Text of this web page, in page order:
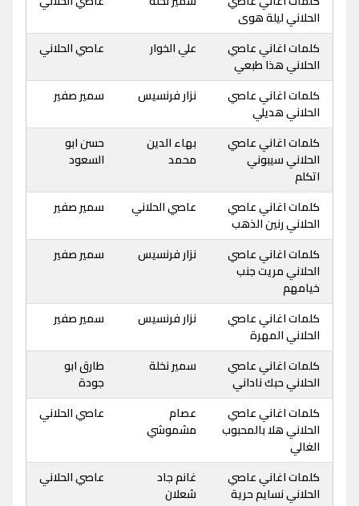
الحلاني ليلة هوى
كلمات اغاني عاصي
الحلاني هذا طبعي
علي الخوار عاصي الحلاني
كلمات اغاني عاصي
الحلاني هديلي
نزار فرنسيس سمير صفير
كلمات اغاني عاصي
الحلاني سيبوني
اتكلم
بهاء الدين
محمد
حسن ابو
السعود
كلمات اغاني عاصي
الحلاني رنين الذهب
عاصي الحلاني سمير صفير
كلمات اغاني عاصي
الحلاني مريت جنب
خيامهم
نزار فرنسيس سمير صفير
كلمات اغاني عاصي
الحلاني المهرة
نزار فرنسيس سمير صفير
كلمات اغاني عاصي
الحلاني حبك ناداني
سمير نخلة
طارق ابو
جودة
كلمات اغاني عاصي
الحلاني هلا بالمحبوب
الغالي
عصام
مشموشي
عاصي الحلاني
كلمات اغاني عاصي
الحلاني نسايم حرية
غانم جاد
شعلان
عاصي الحلاني